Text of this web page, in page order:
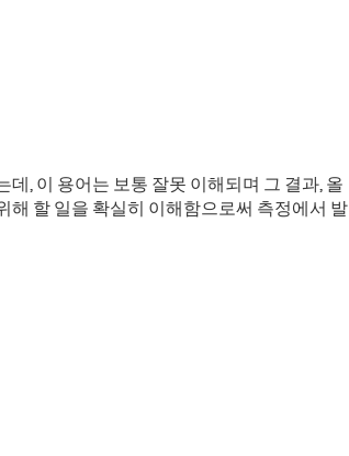
, 이 용어는 보통 잘못 이해되며 그 결과, 올
해 할 일을 확실히 이해함으로써 측정에서 발